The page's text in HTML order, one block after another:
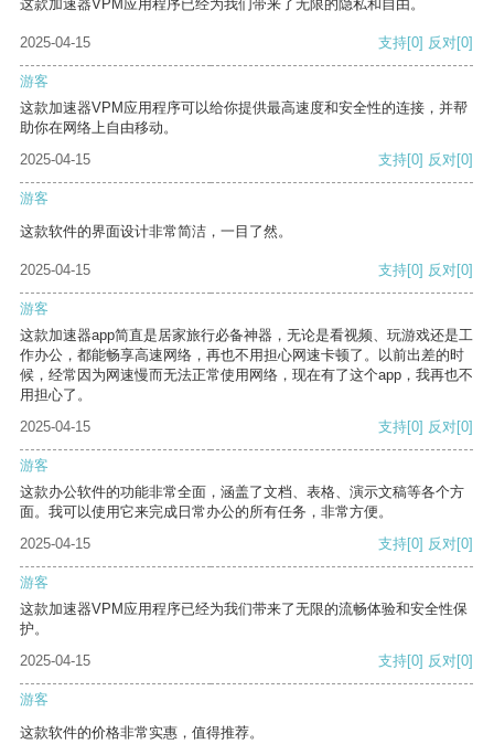
这款加速器VPM应用程序已经为我们带来了无限的隐私和自由。
2025-04-15 支持[0] 反对[0]
游客
这款加速器VPM应用程序可以给你提供最高速度和安全性的连接，并帮
助你在网络上自由移动。
2025-04-15
支持[0] 反对[0]
游客
这款软件的界面设计非常简洁，一目了然。
2025-04-15 支持[0] 反对[0]
游客
这款加速器app简直是居家旅行必备神器，无论是看视频、玩游戏还是工
作办公，都能畅享高速网络，再也不用担心网速卡顿了。以前出差的时
候，经常因为网速慢而无法正常使用网络，现在有了这个app，我再也不
用担心了。
2025-04-15
支持[0] 反对[0]
游客
这款办公软件的功能非常全面，涵盖了文档、表格、演示文稿等各个方
面。我可以使用它来完成日常办公的所有任务，非常方便。
2025-04-15
支持[0] 反对[0]
游客
这款加速器VPM应用程序已经为我们带来了无限的流畅体验和安全性保
护。
2025-04-15
支持[0] 反对[0]
游客
这款软件的价格非常实惠，值得推荐。